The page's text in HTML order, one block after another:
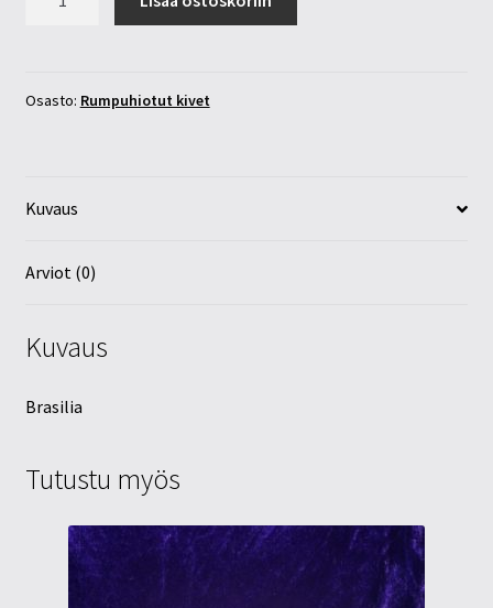
määrä
Osasto: Rumpuhiotut kivet
Kuvaus
Arviot (0)
Kuvaus
Brasilia
Tutustu myös